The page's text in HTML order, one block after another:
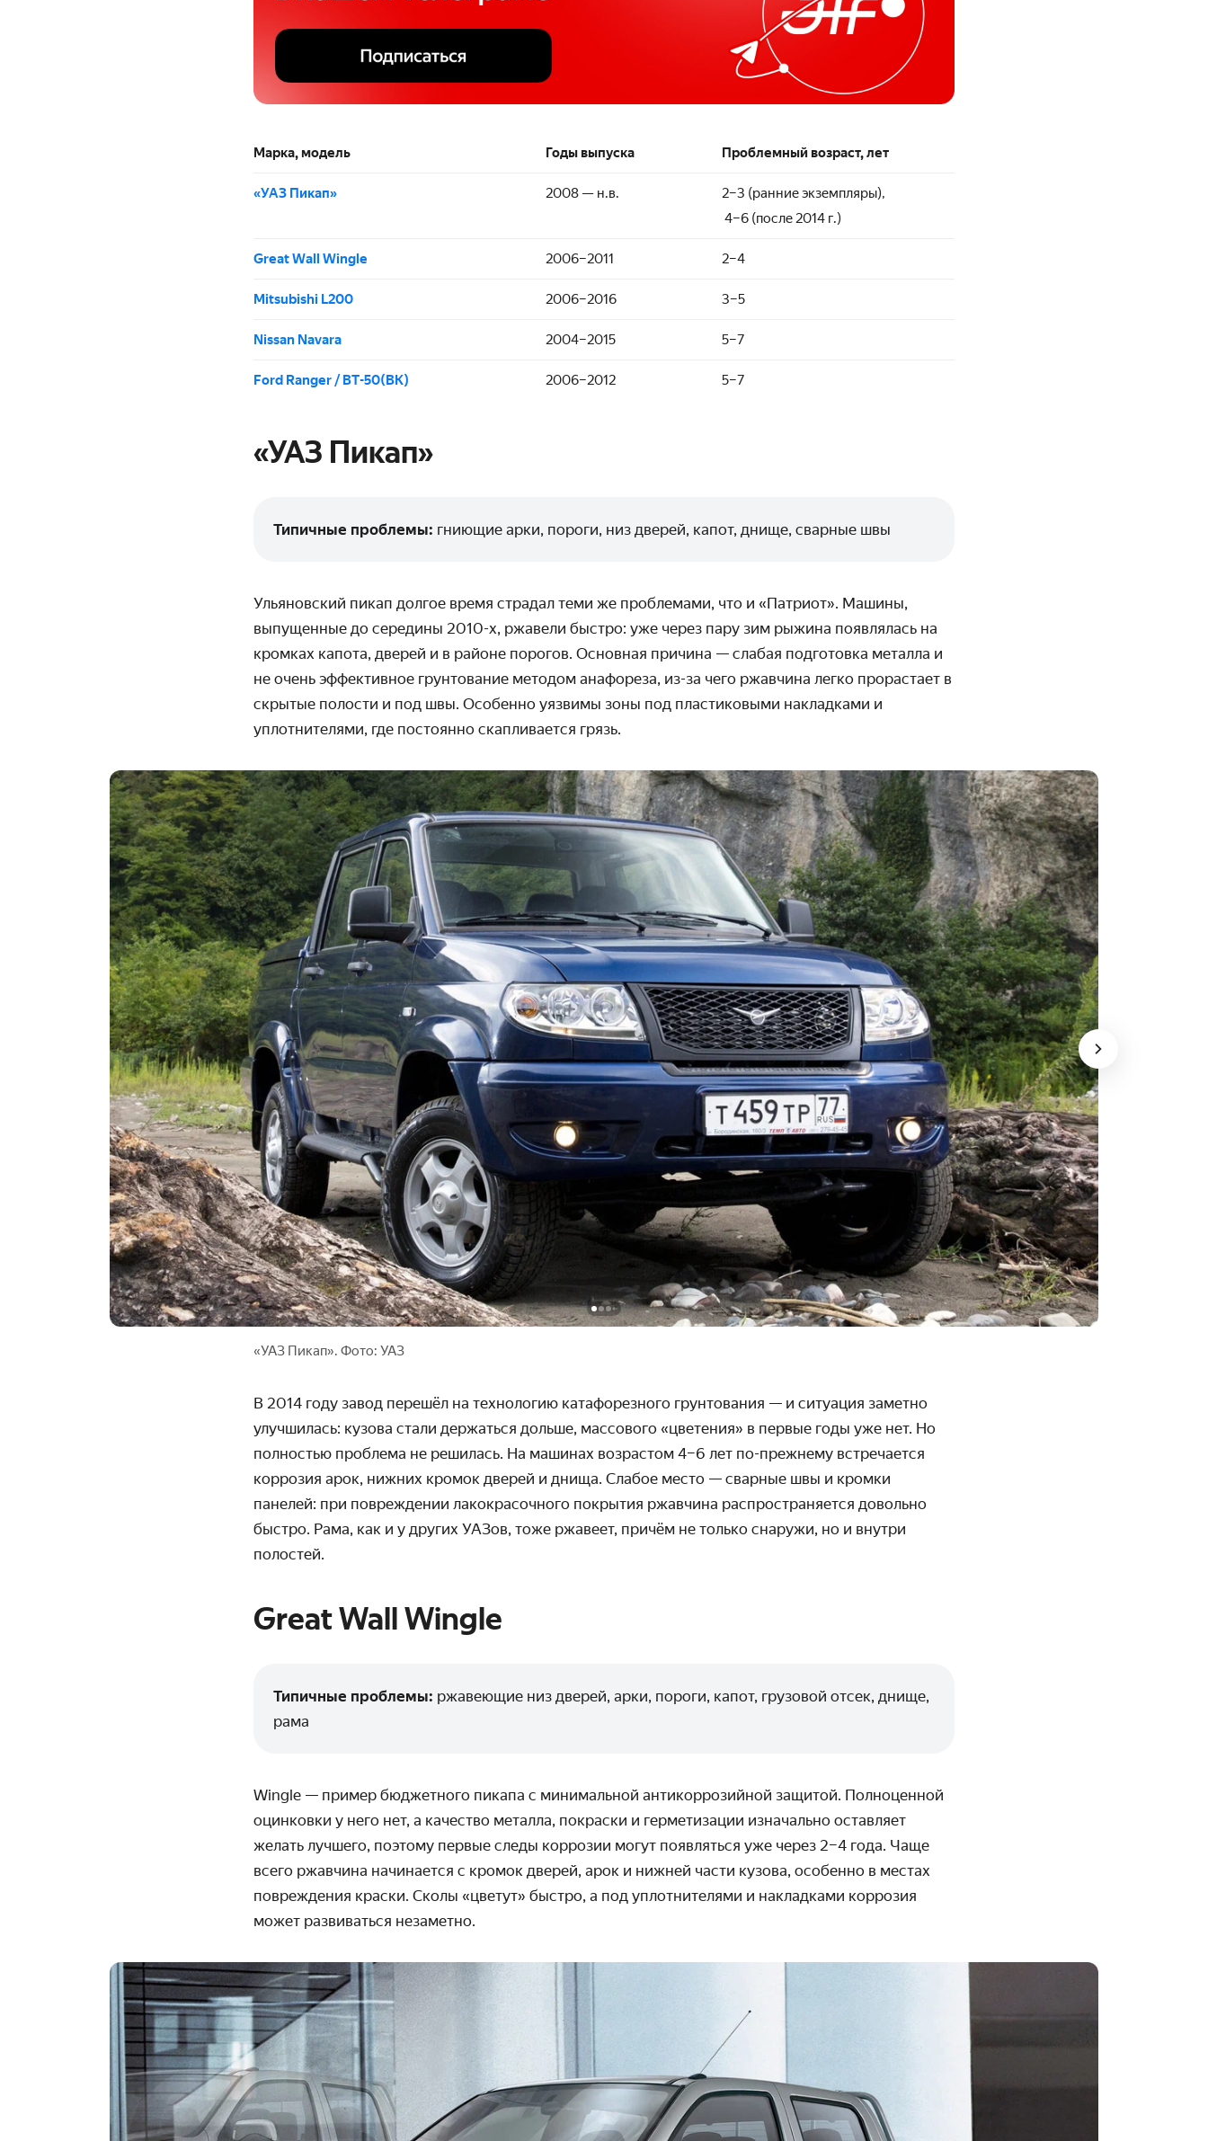
Марка, модель Годы выпуска Проблемный возраст, лет
«УАЗ Пикап» 2008 — н.в.
2–3 (ранние экземпляры),
4–6 (после 2014 г.)
Great Wall Wingle 2006–2011 2–4
Mitsubishi L200 2006–2016 3–5
Nissan Navara 2004–2015 5–7
Ford Ranger / BT-50(BK) 2006–2012 5–7
«УАЗ Пикап»
Типичные проблемы: гниющие арки, пороги, низ дверей, капот, днище, сварные швы
Ульяновский пикап долгое время страдал теми же проблемами, что и «Патриот». Машины,
выпущенные до середины 2010-х, ржавели быстро: уже через пару зим рыжина появлялась на
кромках капота, дверей и в районе порогов. Основная причина — слабая подготовка металла и
не очень эффективное грунтование методом анафореза, из-за чего ржавчина легко прорастает в
скрытые полости и под швы. Особенно уязвимы зоны под пластиковыми накладками и
уплотнителями, где постоянно скапливается грязь.
«УАЗ Пикап». Фото: УАЗ
В 2014 году завод перешёл на технологию катафорезного грунтования — и ситуация заметно
улучшилась: кузова стали держаться дольше, массового «цветения» в первые годы уже нет. Но
полностью проблема не решилась. На машинах возрастом 4–6 лет по-прежнему встречается
коррозия арок, нижних кромок дверей и днища. Слабое место — сварные швы и кромки
панелей: при повреждении лакокрасочного покрытия ржавчина распространяется довольно
быстро. Рама, как и у других УАЗов, тоже ржавеет, причём не только снаружи, но и внутри
полостей.
Great Wall Wingle
Типичные проблемы: ржавеющие низ дверей, арки, пороги, капот, грузовой отсек, днище,
рама
Wingle — пример бюджетного пикапа с минимальной антикоррозийной защитой. Полноценной
оцинковки у него нет, а качество металла, покраски и герметизации изначально оставляет
желать лучшего, поэтому первые следы коррозии могут появляться уже через 2–4 года. Чаще
всего ржавчина начинается с кромок дверей, арок и нижней части кузова, особенно в местах
повреждения краски. Сколы «цветут» быстро, а под уплотнителями и накладками коррозия
может развиваться незаметно.